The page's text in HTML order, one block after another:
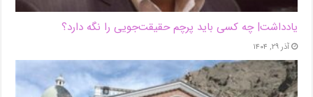
یادداشت| ‌چه کسی باید پرچم حقیقت‌جویی را نگه دارد؟
آذر ۲۹, ۱۴۰۴